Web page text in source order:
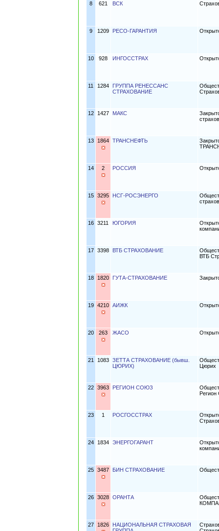
8 621 ВСК
9 1209 РЕСО-ГАРАНТИЯ
10 928 ИНГОССТРАХ
11 1284
ГРУППА РЕНЕССАНС
СТРАХОВАНИЕ
12 1427 МАКС
13 1864 ТРАНСНЕФТЬ
14 2 РОССИЯ
15 3295 НСГ-РОСЭНЕРГО
16 3211 ЮГОРИЯ
17 3398 ВТБ СТРАХОВАНИЕ
ВТБ
18 1820 ГУТА-СТРАХОВАНИЕ
19 4210 АИЖК
20 263 ЖАСО
21 1083 ЗЕТТА СТРАХОВАНИЕ (бывш.
ЦЮРИХ)
Цюрих
22 3963 РЕГИОН СОЮЗ
23 1 РОСГОССТРАХ
24 1834 ЭНЕРГОГАРАНТ
25 3487 БИН СТРАХОВАНИЕ
26 3028 ОРАНТА
27 1826
НАЦИОНАЛЬНАЯ СТРАХОВАЯ